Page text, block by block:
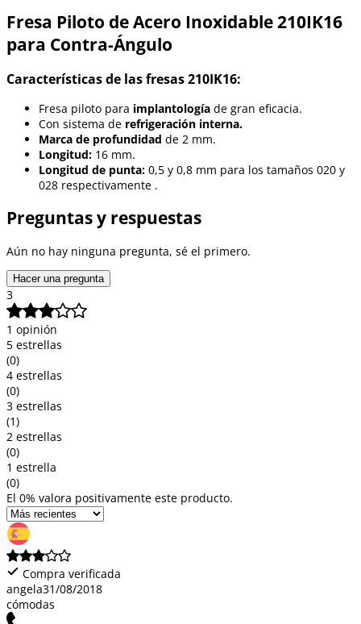
Fresa Piloto de Acero Inoxidable 210IK16
para Contra-Ángulo
Características de las fresas 210IK16:
Fresa piloto para implantología de gran eficacia.
Con sistema de refrigeración interna.
Marca de profundidad de 2 mm.
Longitud: 16 mm.
Longitud de punta: 0,5 y 0,8 mm para los tamaños 020 y
028 respectivamente .
Preguntas y respuestas
Aún no hay ninguna pregunta, sé el primero.
Hacer una pregunta
3
1 opinión
5 estrellas
(0)
4 estrellas
(0)
3 estrellas
(1)
2 estrellas
(0)
1 estrella
(0)
El 0% valora positivamente este producto.
Compra verificada
angela31/08/2018
cómodas